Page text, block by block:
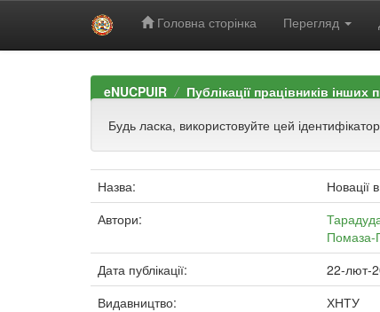
Головна сторінка Перегляд
eNUCPUIR Публікації працівників інших
Будь ласка, використовуйте цей
Назва:
Новації
Автори:
Помаза-
Дата публікації:
22-лют-
Видавництво:
ХНТУ